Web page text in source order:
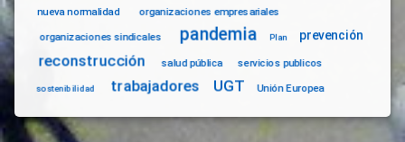
nueva normalidad organizaciones empresariales
organizaciones sindicales pandemia Plan prevención
reconstrucción salud pública servicios publicos
sostenibilidad trabajadores UGT Unión Europea